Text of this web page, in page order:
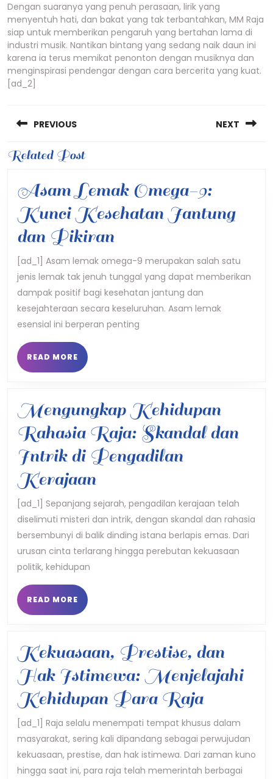
Dengan suaranya yang penuh perasaan, lirik yang
menyentuh hati, dan bakat yang tak terbantahkan, MM Raja
siap untuk memberikan pengaruh yang bertahan lama di
industri musik. Nantikan bintang yang sedang naik daun ini
karena ia terus memikat penonton dengan musiknya dan
menginspirasi pendengar dengan cara bercerita yang kuat.
[ad_2]
navigation
PREVIOUS
Previous
NEXT
Related Post
Asam Lemak Omega-9:
Kunci Kesehatan Jantung
dan PikiranAsam
Lemak
Omega-
9:
Kunci
dan
Pikiran
[ad_1] Asam lemak omega-9 merupakan salah satu
jenis lemak tak jenuh tunggal yang dapat memberikan
dampak positif bagi kesehatan jantung dan
kesejahteraan secara keseluruhan. Asam lemak
esensial ini berperan penting
READ MORE READ
MORE
Mengungkap Kehidupan
Rahasia Raja: Skandal dan
Intrik di Pengadilan
KerajaanMengungkap
Kehidupan
Rahasia
Raja:
Pengadilan
Kerajaan
[ad_1] Sepanjang sejarah, pengadilan kerajaan telah
diselimuti misteri dan intrik, dengan skandal dan rahasia
bersembunyi di balik dinding istana berlapis emas. Dari
urusan cinta terlarang hingga perebutan kekuasaan
politik, kehidupan
READ MORE READ
MORE
Kekuasaan, Prestise, dan
Hak Istimewa: Menjelajahi
Kehidupan Para Raja
dan
Hak
[ad_1] Raja selalu menempati tempat khusus dalam
masyarakat, sering kali dipandang sebagai perwujudan
kekuasaan, prestise, dan hak istimewa. Dari zaman kuno
hingga saat ini, para raja telah memerintah berbagai